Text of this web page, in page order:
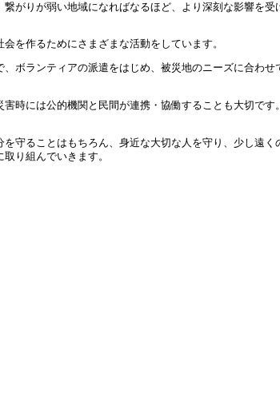
がりが弱い地域になればなるほど、より深刻な影響を
を作るためにさまざまな活動をしています。
ボランティアの派遣をはじめ、被災地のニーズに合わ
時には公的機関と民間が連携・協働することも大切で
守ることはもちろん、身近な大切な人を守り、少し遠
り組んでいきます。